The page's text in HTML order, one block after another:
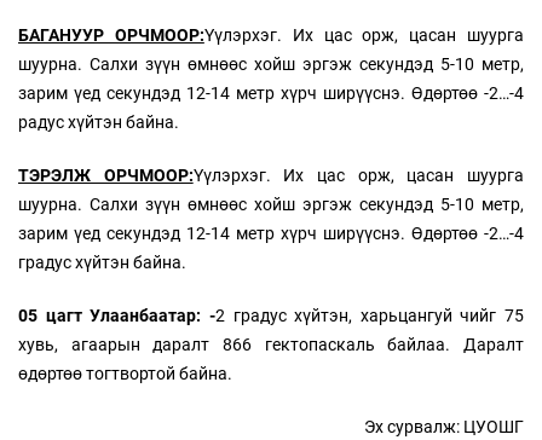
БАГАНУУР ОРЧМООР:Үүлэрхэг. Их цас орж, цасан шуурга
шуурна. Салхи зүүн өмнөөс хойш эргэж секундэд 5-10 метр,
зарим үед секундэд 12-14 метр хүрч ширүүснэ. Өдөртөө -2…-4
радус хүйтэн байна.
ТЭРЭЛЖ ОРЧМООР:Үүлэрхэг. Их цас орж, цасан шуурга
шуурна. Салхи зүүн өмнөөс хойш эргэж секундэд 5-10 метр,
зарим үед секундэд 12-14 метр хүрч ширүүснэ. Өдөртөө -2…-4
градус хүйтэн байна.
05 цагт Улаанбаатар: -2 градус хүйтэн, харьцангуй чийг 75
хувь, агаарын даралт 866 гектопаскаль байлаа. Даралт
өдөртөө тогтвортой байна.
Эх сурвалж: ЦУОШГ